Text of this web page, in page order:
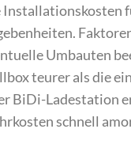
Installationskosten
Umbauten
teurer als die
BiDi-Ladestation
schnell